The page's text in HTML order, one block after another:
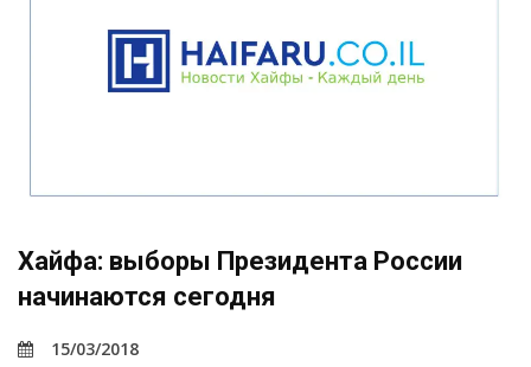
Хайфа: выборы Президента России
начинаются сегодня
15/03/2018